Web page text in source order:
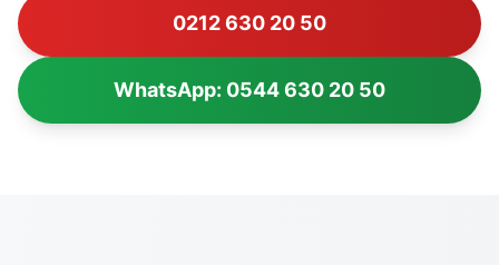
0212 630 20 50
WhatsApp: 0544 630 20 50